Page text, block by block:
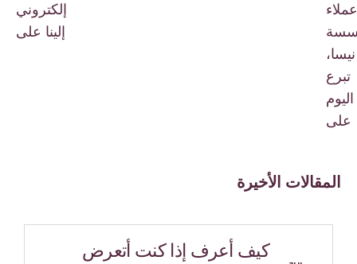
إلكتروني
إلينا على
المقالات الأخيرة
كيف أعرف إذا كنت أتعرض